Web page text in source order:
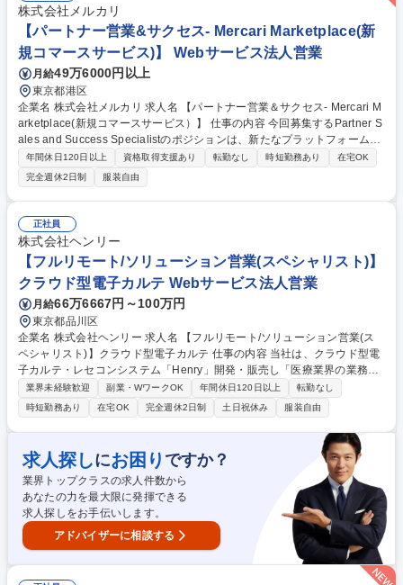
株式会社メルカリ
【パートナー営業&サクセス- Mercari Marketplace(新
規コマースサービス)】 Webサービス法人営業
月給49万6000円以上
東京都港区
企業名 株式会社メルカリ 求人名 【パートナー営業＆サクセス- Mercari M
arketplace(新規コマースサービス）】 仕事の内容 今回募集するPartner S
ales and Success Specialistのポジションは、新たなプラットフォームの
出品者を最大化するとともに、利用促進に向けた交渉・契約合意やプロジ
ェクト管理を担っていただきます。 ■出品者への架電などによる営業活動
■出品後の販促導入提案、売上拡大コンサルティング ■目標達成のための
営業状況管理 ■クロージングサポートなどパートナー経由の営業支援 ■プ
ロダクト、マーケティング、カスタマーサポートなど、メルカリグループ
を横断した様々な関係者と協働した事業の推進、および成果創出に向けた
プロジェクトマネジメント 募集職種 【パートナー営業＆サクセス- Merca
ri Marketplace(新規コマースサービス）】
年間休日120日以上 資格取得支援あり 転勤なし 時短勤務あり
在宅OK
完全週休2日制
服装自由
正社員
株式会社ヘンリー
【フルリモート/ソリューション営業(スペシャリスト)】
クラウド型電子カルテ Webサービス法人営業
月給66万6667円～100万円
東京都品川区
企業名 株式会社ヘンリー 求人名 【フルリモート/ソリューション営業(ス
ペシャリスト)】クラウド型電子カルテ 仕事の内容 当社は、クラウド型電
子カルテ・レセコンシステム「Henry」開発・販売し「医療業界の業務改
善」に取り組んでいます。そんな当社にて、《ソリューション営業(スペ
シャリスト)》を募集します！ ■インサイドセールスが獲得したリードや学
会やWebサイト、その他メディアからのお問合せへの直販営業（初回はオ
ンライン商談から始まり検討フェーズが進むにつれて訪問での提案を実
施）■代理店やアライアンス企業とのパートナー営業（パートナー企業が
自社サービスとして提供している商品と相性がよく、セットで弊社商材を
提案しやすいため個社ごとに提案方法を企画し販売支援施策の策定や新規
パートナー企業の開拓を実施） 募集職種 【フルリモート/ソリューション
営業(スペシャリスト)】クラウド型電子カルテ
業界未経験歓迎 副業・WワークOK 年間休日120日以上
転勤なし
時短勤務あり
在宅OK 完全週休2日制 土日祝休み 服装自由
求人探しにお困り ですか？
業界トップクラスの求人件数から
あなたの力を最大限に発揮できる
求人探しをお手伝いします。
アドバイザーに相談する